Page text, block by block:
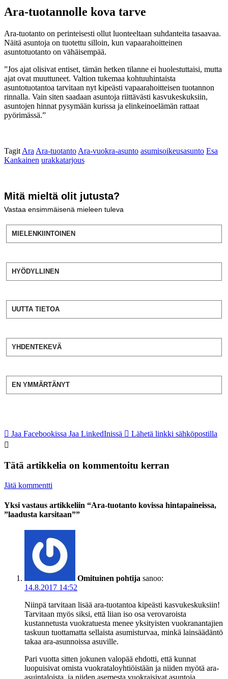
Ara-tuotannolle kova tarve
Ara-tuotanto on perinteisesti ollut luonteeltaan suhdanteita tasaavaa.
Näitä asuntoja on tuotettu silloin, kun vapaarahoitteinen
asuntotuotanto on vähäisempää.
”Jos ajat olisivat entiset, tämän hetken tilanne ei huolestuttaisi, mutta
ajat ovat muuttuneet. Valtion tukemaa kohtuuhintaista
asuntotuotantoa tarvitaan nyt kipeästi vapaarahoitteisen tuotannon
rinnalla. Vain siten saadaan asuntoja riittävästi kasvukeskuksiin,
asuntojen hinnat pysymään kurissa ja elinkeinoelämän rattaat
pyörimässä.”
Tagit Ara Ara-tuotanto Ara-vuokra-asunto asumisoikeusasunto Esa
Kankainen urakkatarjous
Mitä mieltä olit jutusta?
Vastaa ensimmäisenä mieleen tuleva
MIELENKIINTOINEN
HYÖDYLLINEN
UUTTA TIETOA
YHDENTEKEVÄ
EN YMMÄRTÄNYT
Jaa Facebookissa Jaa LinkedInissä Lähetä linkki sähköpostilla
Tätä artikkelia on kommentoitu kerran
Jätä kommentti
Yksi vastaus artikkeliin “Ara-tuotanto kovissa hintapaineissa,
”laadusta karsitaan””
Omituinen pohtija sanoo:
14.8.2017 14:52
Niinpä tarvitaan lisää ara-tuotantoa kipeästi kasvukeskuksiin!
Tarvitaan myös siksi, että liian iso osa verovaroista
kustannetusta vuokratuesta menee yksityisten vuokranantajien
taskuun tuottamatta sellaista asumisturvaa, minkä lainsäädäntö
takaa ara-asunnoissa asuville.
Pari vuotta sitten jokunen valopää ehdotti, että kunnat
luopuisivat omista vuokrataloyhtiöistään ja niiden myötä ara-
asuintaloista, ja niiden asemesta vuokraisivat asuntoja